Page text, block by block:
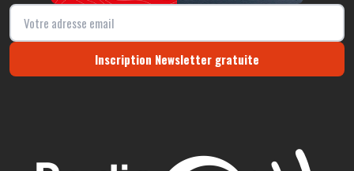
Inscription Newsletter gratuite